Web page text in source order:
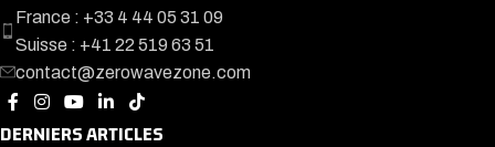
France : +33 4 44 05 31 09
Suisse : +41 22 519 63 51
contact@zerowavezone.com
DERNIERS ARTICLES